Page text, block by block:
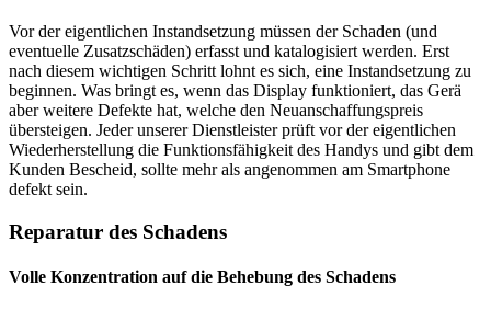
Vor der eigentlichen Instandsetzung müssen der Schaden (und
eventuelle Zusatzschäden) erfasst und katalogisiert werden. Erst
nach diesem wichtigen Schritt lohnt es sich, eine Instandsetzung zu
beginnen. Was bringt es, wenn das Display funktioniert, das Gerä
aber weitere Defekte hat, welche den Neuanschaffungspreis
übersteigen. Jeder unserer Dienstleister prüft vor der eigentlichen
Wiederherstellung die Funktionsfähigkeit des Handys und gibt dem
Kunden Bescheid, sollte mehr als angenommen am Smartphone
defekt sein.
Reparatur des Schadens
Volle Konzentration auf die Behebung des Schadens